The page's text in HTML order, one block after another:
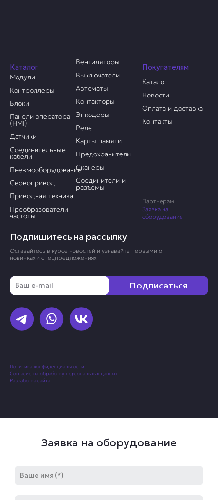
Подпишитесь на рассылку
Оставайтесь в курсе новостей и узнавайте первыми о
новинках и спецпредложениях
Email
Подписаться
Политика конфиденциальности
Согласие на обработку персональных данных
Разработка сайта
Каталог
Модули
Контроллеры
Блоки
Панели оператора
(HMI)
Датчики
Соединительные
кабели
Пневмооборудование
Сервопривод
Приводная техника
Преобразователи
частоты
Вентиляторы
Выключатели
Автоматы
Контакторы
Энкодеры
Реле
Карты памяти
Предохранители
Сканеры
Соединители и
разъемы
Покупателям
Каталог
Новости
Оплата и доставка
Контакты
Партнерам
Заявка на
оборудование
Заявка на оборудование